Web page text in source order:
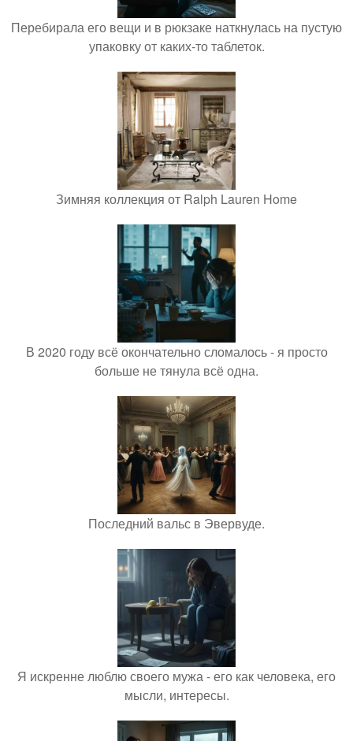
Перебирала его вещи и в рюкзаке наткнулась на пустую
упаковку от каких-то таблеток.
Зимняя коллекция от Ralph Lauren Home
В 2020 году всё окончательно сломалось - я просто
больше не тянула всё одна.
Последний вальс в Эвервуде.
Я искренне люблю своего мужа - его как человека, его
мысли, интересы.